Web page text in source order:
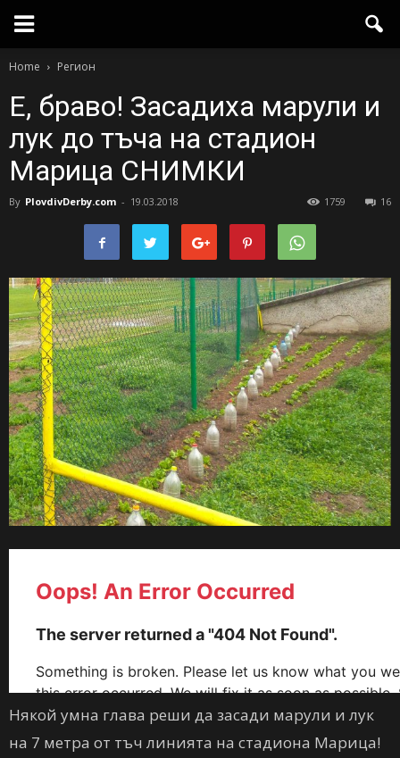
Home Регион
Е, браво! Засадиха марули и
лук до тъча на стадион
Марица СНИМКИ
By PlovdivDerby.com - 19.03.2018 16
1759
Някой умна глава реши да засади марули и лук
на 7 метра от тъч линията на стадиона Марица!